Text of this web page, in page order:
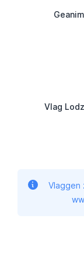
Vlag
Vlaggen